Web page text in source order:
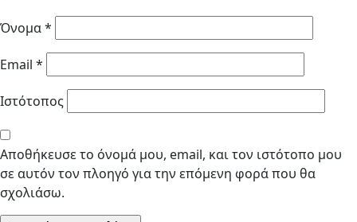
Όνομα*
Email *
Ιστότοπος
Αποθήκευσε το όνομά μου, email, και τον ιστότοπο μου
σε αυτόν τον πλοηγό για την επόμενη φορά που θα
σχολιάσω.